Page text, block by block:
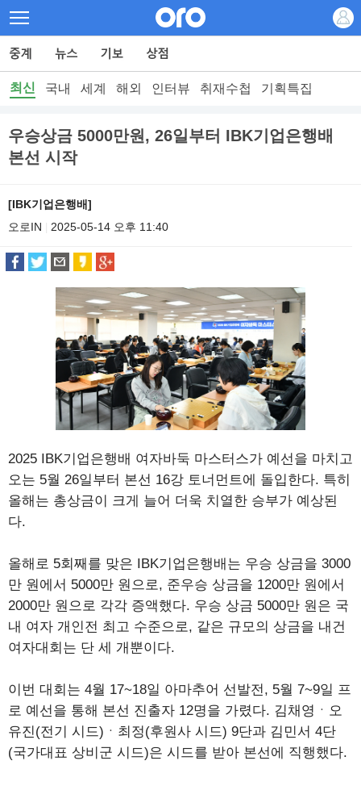
최신 국내 세계 해외 인터뷰 취재수첩 기획특집
우승상금 5000만원, 26일부터 IBK기업은행배
본선 시작
[IBK기업은행배]
오로IN
2025-05-14 오후 11:40
2025 IBK기업은행배 여자바둑 마스터스가 예선을 마치고
오는 5월 26일부터 본선 16강 토너먼트에 돌입한다. 특히
올해는 총상금이 크게 늘어 더욱 치열한 승부가 예상된
다.
올해로 5회째를 맞은 IBK기업은행배는 우승 상금을 3000
만 원에서 5000만 원으로, 준우승 상금을 1200만 원에서
2000만 원으로 각각 증액했다. 우승 상금 5000만 원은 국
내 여자 개인전 최고 수준으로, 같은 규모의 상금을 내건
여자대회는 단 세 개뿐이다.
이번 대회는 4월 17~18일 아마추어 선발전, 5월 7~9일 프
로 예선을 통해 본선 진출자 12명을 가렸다. 김채영ㆍ오
유진(전기 시드)ㆍ최정(후원사 시드) 9단과 김민서 4단
(국가대표 상비군 시드)은 시드를 받아 본선에 직행했다.